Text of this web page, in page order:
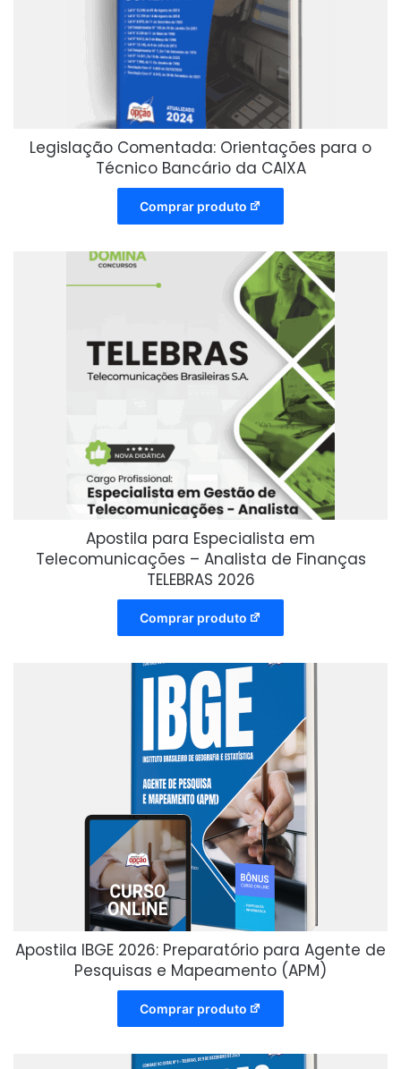
Legislação Comentada: Orientações para o
Técnico Bancário da CAIXA
Comprar produto
Apostila para Especialista em
Telecomunicações – Analista de Finanças
TELEBRAS 2026
Comprar produto
Apostila IBGE 2026: Preparatório para Agente de
Pesquisas e Mapeamento (APM)
Comprar produto